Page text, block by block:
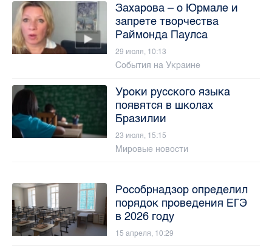
Захарова – о Юрмале и
запрете творчества
Раймонда Паулса
29 июля, 10:13
События на Украине
Уроки русского языка
появятся в школах
Бразилии
23 июля, 15:15
Мировые новости
Рособрнадзор определил
порядок проведения ЕГЭ
в 2026 году
15 апреля, 10:29